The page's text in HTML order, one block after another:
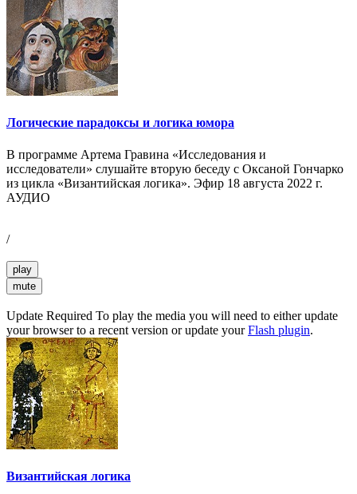
Логические парадоксы и логика юмора
В программе Артема Гравина «Исследования и
исследователи» слушайте вторую беседу с Оксаной Гончарко
из цикла «Византийская логика». Эфир 18 августа 2022 г.
АУДИО
/
play
mute
Update Required To play the media you will need to either update
your browser to a recent version or update yourFlash plugin.
Византийская логика